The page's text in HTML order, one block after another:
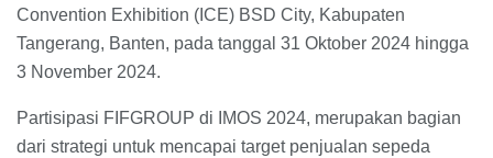
Convention Exhibition (ICE) BSD City, Kabupaten
Tangerang, Banten, pada tanggal 31 Oktober 2024 hingga
3 November 2024.
Partisipasi FIFGROUP di IMOS 2024, merupakan bagian
dari strategi untuk mencapai target penjualan sepeda